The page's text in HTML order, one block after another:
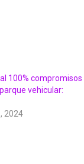
100% compromisos
vehicular:
2024